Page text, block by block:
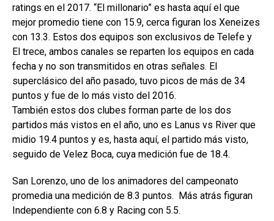
ratings en el 2017. “El millonario” es hasta aquí el que
mejor promedio tiene con 15.9, cerca figuran los Xeneizes
con 13.3. Estos dos equipos son exclusivos de Telefe y
El trece, ambos canales se reparten los equipos en cada
fecha y no son transmitidos en otras señales. El
superclásico del año pasado, tuvo picos de más de 34
puntos y fue de lo más visto del 2016.
También estos dos clubes forman parte de los dos
partidos más vistos en el año, uno es Lanus vs River que
midio 19.4 puntos y es, hasta aquí, el partido más visto,
seguido de Velez Boca, cuya medición fue de 18.4.
San Lorenzo, uno de los animadores del campeonato
promedia una medición de 8.3 puntos. Más atrás figuran
Independiente con 6.8 y Racing con 5.5.